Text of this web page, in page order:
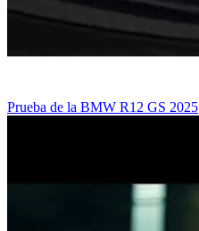
Prueba de la BMW R12 GS 2025